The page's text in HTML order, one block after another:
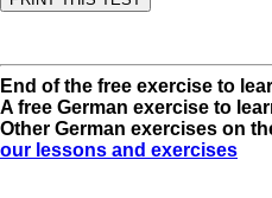
End of the free exercise to
A free German exercise to
Other German exercises on
our lessons and exercises